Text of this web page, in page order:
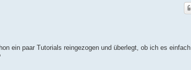
ein paar Tutorials reingezogen und überlegt, ob ich es einfach